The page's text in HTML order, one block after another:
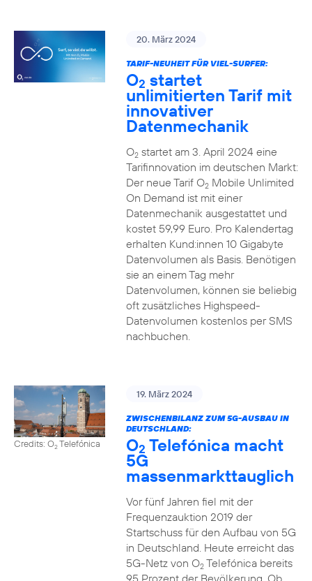
20. März 2024
TARIF-NEUHEIT FÜR VIEL-SURFER:
O2 startet
unlimitierten Tarif mit
innovativer
Datenmechanik
O2startet am 3. April 2024 eine
Tarifinnovation im deutschen Markt:
Der neue Tarif O2Mobile Unlimited
On Demand ist mit einer
Datenmechanik ausgestattet und
kostet 59,99 Euro. Pro Kalendertag
erhalten Kund:innen 10 Gigabyte
Datenvolumen als Basis. Benötigen
sie an einem Tag mehr
Datenvolumen, können sie beliebig
oft zusätzliches Highspeed-
Datenvolumen kostenlos per SMS
nachbuchen.
Credits: O2Telefónica
19. März 2024
ZWISCHENBILANZ ZUM 5G-AUSBAU IN
DEUTSCHLAND:
O2 Telefónica macht
5G
massenmarkttauglich
Vor fünf Jahren fiel mit der
Frequenzauktion 2019 der
Startschuss für den Aufbau von 5G
in Deutschland. Heute erreicht das
5G-Netz von O2Telefónica bereits
95 Prozent der Bevölkerung. Ob